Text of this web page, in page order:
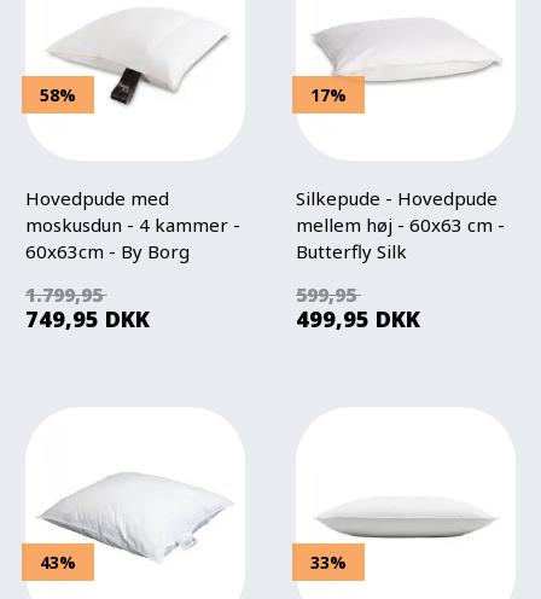
58%
Hovedpude med
moskusdun - 4 kammer -
60x63cm - By Borg
1.799,95
749,95 DKK
17%
Silkepude - Hovedpude
mellem høj - 60x63 cm -
Butterfly Silk
599,95
499,95 DKK
43% 33%